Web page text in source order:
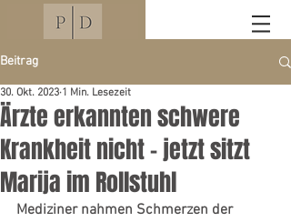
Beitrag
Ärzte erkannten schwere
Krankheit nicht - jetzt sitzt
Marija im Rollstuhl
30. Okt. 2023 1 Min. Lesezeit
Mediziner nahmen Schmerzen der